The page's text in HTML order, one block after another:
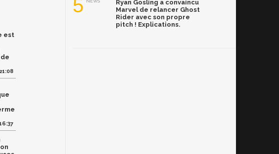
est
5 NEWS
Ryan Gosling a convaincu
Marvel de relancer Ghost
Rider avec son propre
pitch ! Explications.